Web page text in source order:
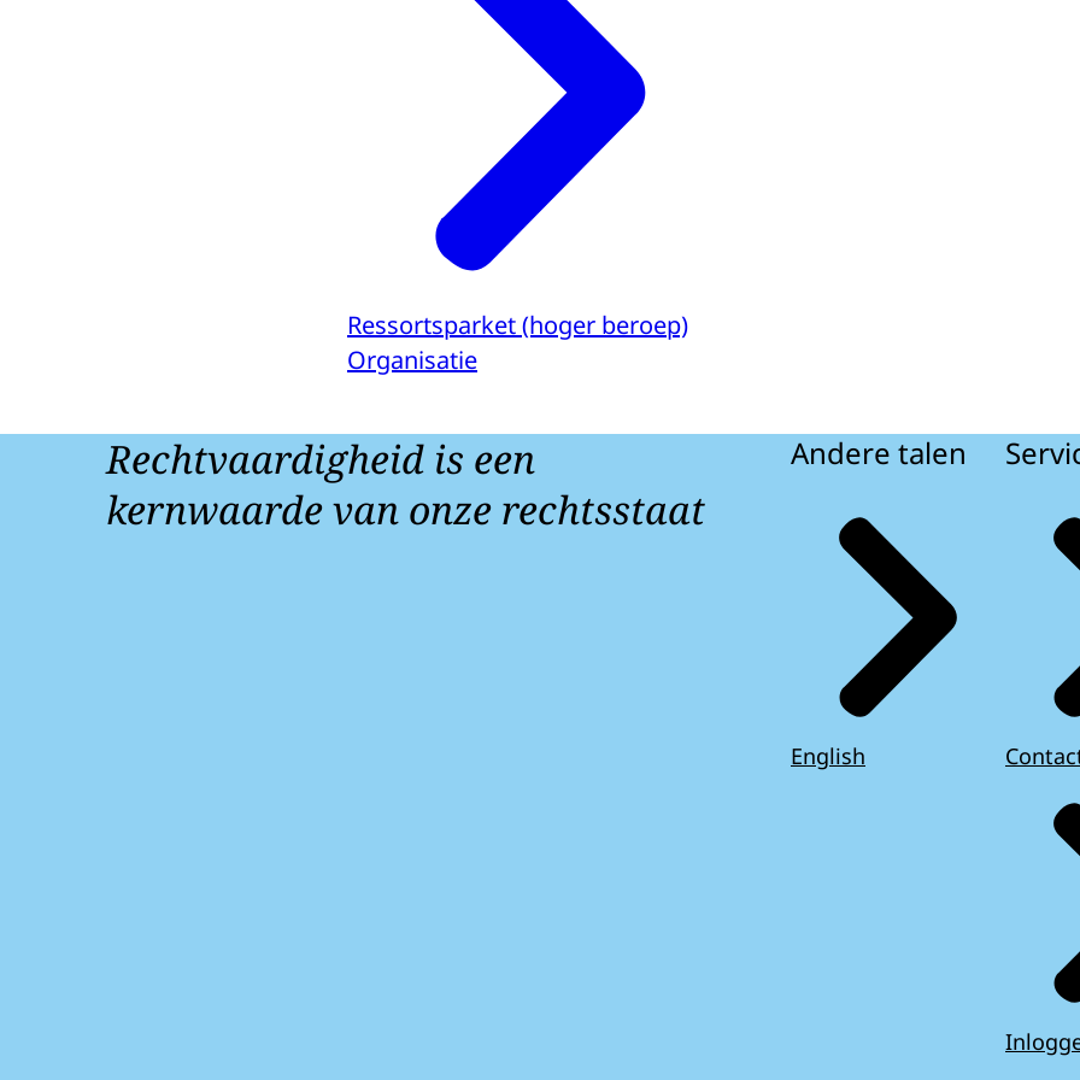
Ressortsparket (hoger beroep)
Organisatie
Rechtvaardigheid is een
kernwaarde van onze rechtsstaat
Andere talen
English